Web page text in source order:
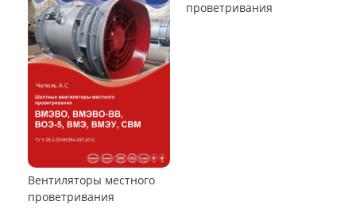
Вентилятор ВО06-300 Вентилятор В2,3-130
Вентилятор ВО-46-130
Вентилятор ВОТ
Вентилятор В06-290-11